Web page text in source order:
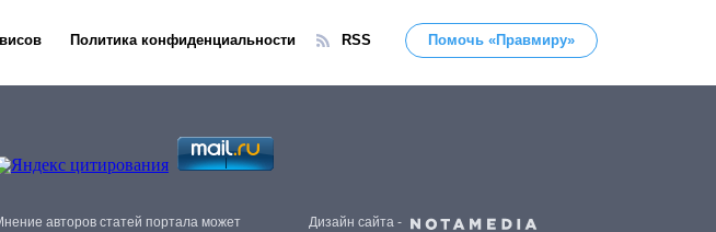
Политика конфиденциальности RSS Помочь «Правмиру»
авторов статей портала может
Дизайн сайта -